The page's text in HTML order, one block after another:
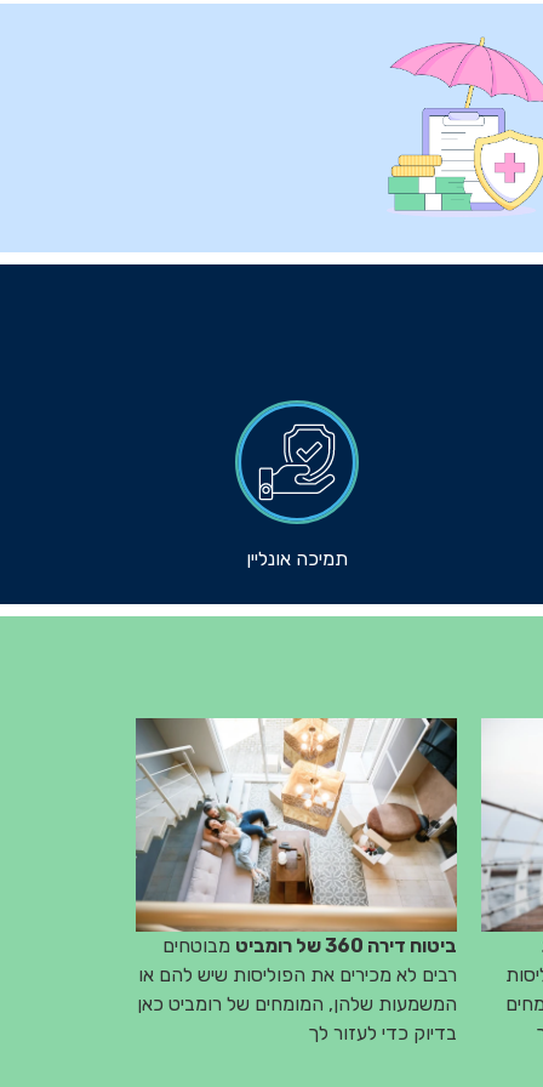
תמיכה אונליין
ביטוח דירה 360 של רומביט
מבוטחים
רבים לא מכירים את הפוליסות שיש להם או
המשמעות שלהן, המומחים של רומביט כאן
בדיוק כדי לעזור לך